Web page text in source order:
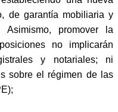
de garantía mobiliaria y
Asimismo, promover la
no implicarán
y notariales; ni
sobre el régimen de las